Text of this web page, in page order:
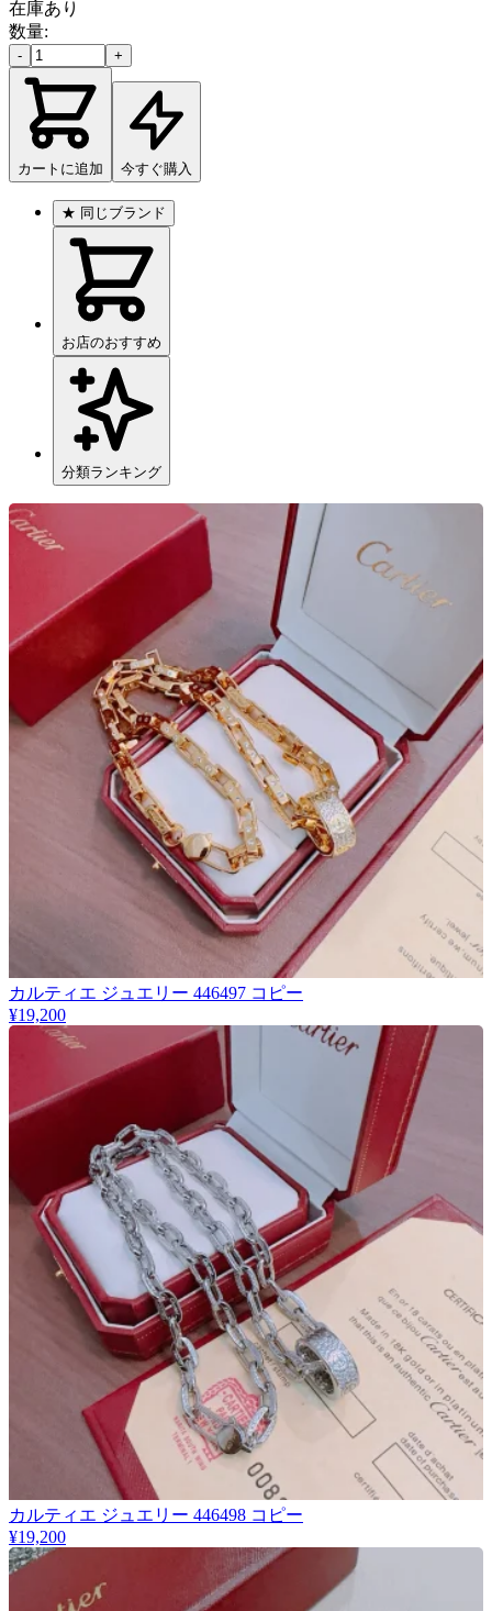
在庫あり
数量:
- +
カートに追加 今すぐ購入
★ 同じブランド
お店のおすすめ
分類ランキング
カルティエ ジュエリー 446497 コピー
¥19,200
カルティエ ジュエリー 446498 コピー
¥19,200